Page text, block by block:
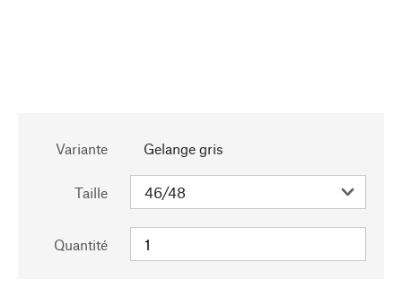
Variante Gelange gris
Taille
Quantité